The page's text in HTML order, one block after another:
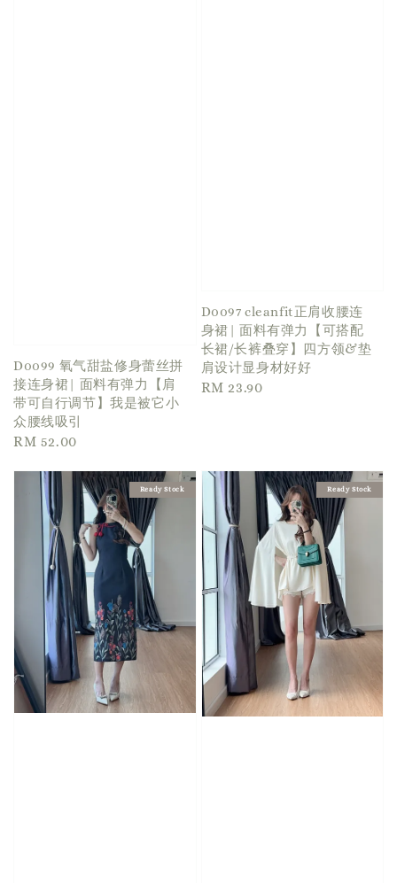
D0099 氧气甜盐修身蕾丝拼
接连身裙| 面料有弹力【肩
带可自行调节】我是被它小
众腰线吸引
Regular
RM 52.00
D0097 cleanfit正肩收腰连
身裙| 面料有弹力【可搭配
长裙/长裤叠穿】四方领&垫
肩设计显身材好好
Regular
RM 23.90
Ready Stock Ready Stock